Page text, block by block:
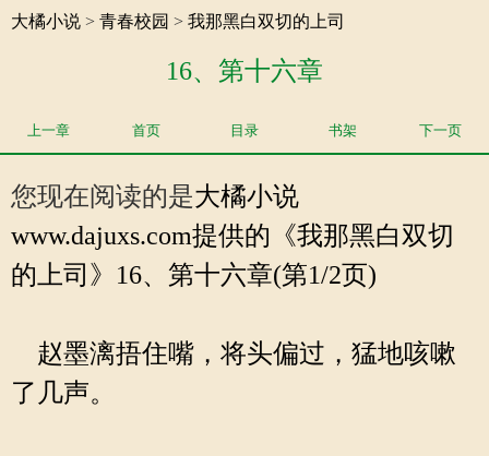
大橘小说 > 青春校园 > 我那黑白双切的上司
16、第十六章
上一章 首页 目录 书架 下一页
您现在阅读的是大橘小说
www.dajuxs.com提供的《我那黑白双切
的上司》16、第十六章(第1/2页)
赵墨漓捂住嘴，将头偏过，猛地咳嗽
了几声。